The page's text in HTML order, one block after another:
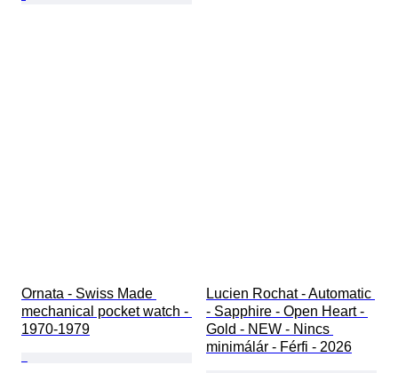
Ornata - Swiss Made
mechanical pocket watch -
1970-1979
Lucien Rochat - Automatic
- Sapphire - Open Heart -
Gold - NEW - Nincs
minimálár - Férfi - 2026